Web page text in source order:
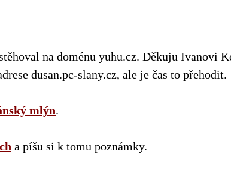
na doménu yuhu.cz. Děkuju Ivanovi
dusan.pc-slany.cz, ale je čas to přehodit.
mlýn.
a píšu si k tomu poznámky.